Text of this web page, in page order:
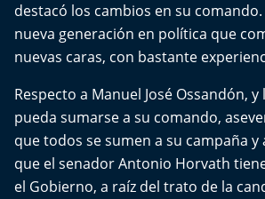
Reto Inmobiliario
Yo invito
destacó los cambios en su comando.
nueva generación en política que
nuevas caras, con bastante
Respecto a Manuel José Ossandón,
pueda sumarse a su comando,
que todos se sumen a su campaña y
que el senador Antonio Horvath
el Gobierno, a raíz del trato de la